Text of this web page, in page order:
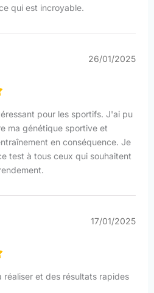
qui est incroyable.
26/01/2025
pour les sportifs. J'ai pu
ma génétique sportive et
en conséquence. Je
test à tous ceux qui souhaitent
17/01/2025
réaliser et des résultats rapides